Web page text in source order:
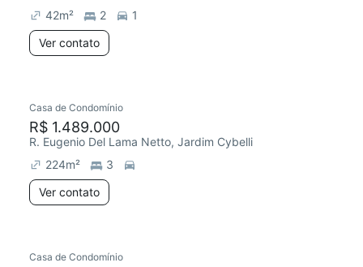
42m² 2
1
Ver contato
Redecorar
Casa de Condomínio
R$ 1.489.000
R. Eugenio Del Lama Netto, Jardim Cybelli
224m²
3
Ver contato
Redecorar
Casa de Condomínio